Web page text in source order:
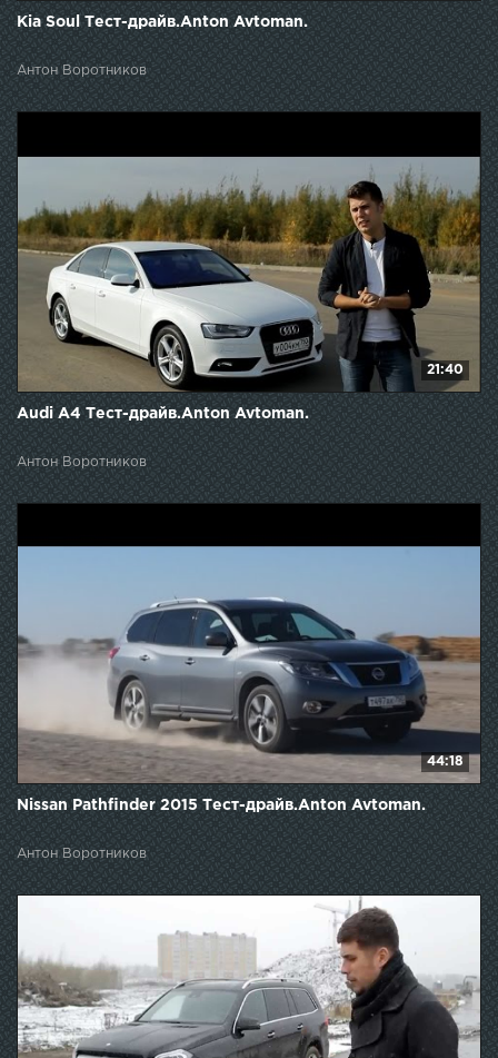
Kia Soul Тест-драйв.Anton Avtoman.
Антон Воротников
21:40
Audi A4 Тест-драйв.Anton Avtoman.
Антон Воротников
44:18
Nissan Pathfinder 2015 Тест-драйв.Anton Avtoman.
Антон Воротников